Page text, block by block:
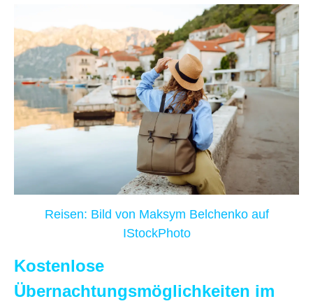
Reisen: Bild von Maksym Belchenkoauf
IStockPhoto
Kostenlose
Übernachtungsmöglichkeiten im